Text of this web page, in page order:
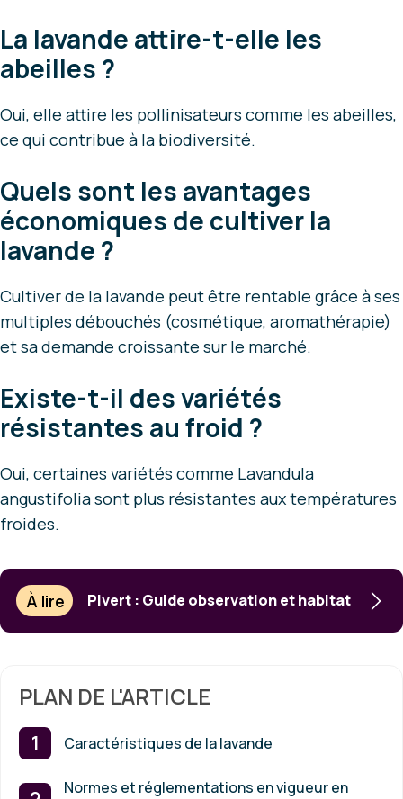
La lavande attire-t-elle les
abeilles ?
Oui, elle attire les pollinisateurs comme les abeilles,
ce qui contribue à la biodiversité.
Quels sont les avantages
économiques de cultiver la
lavande ?
Cultiver de la lavande peut être rentable grâce à ses
multiples débouchés (cosmétique, aromathérapie)
et sa demande croissante sur le marché.
Existe-t-il des variétés
résistantes au froid ?
Oui, certaines variétés comme Lavandula
angustifolia sont plus résistantes aux températures
froides.
À lire Pivert : Guide observation et habitat
PLAN DE L'ARTICLE
Caractéristiques de la lavande
Normes et réglementations en vigueur en